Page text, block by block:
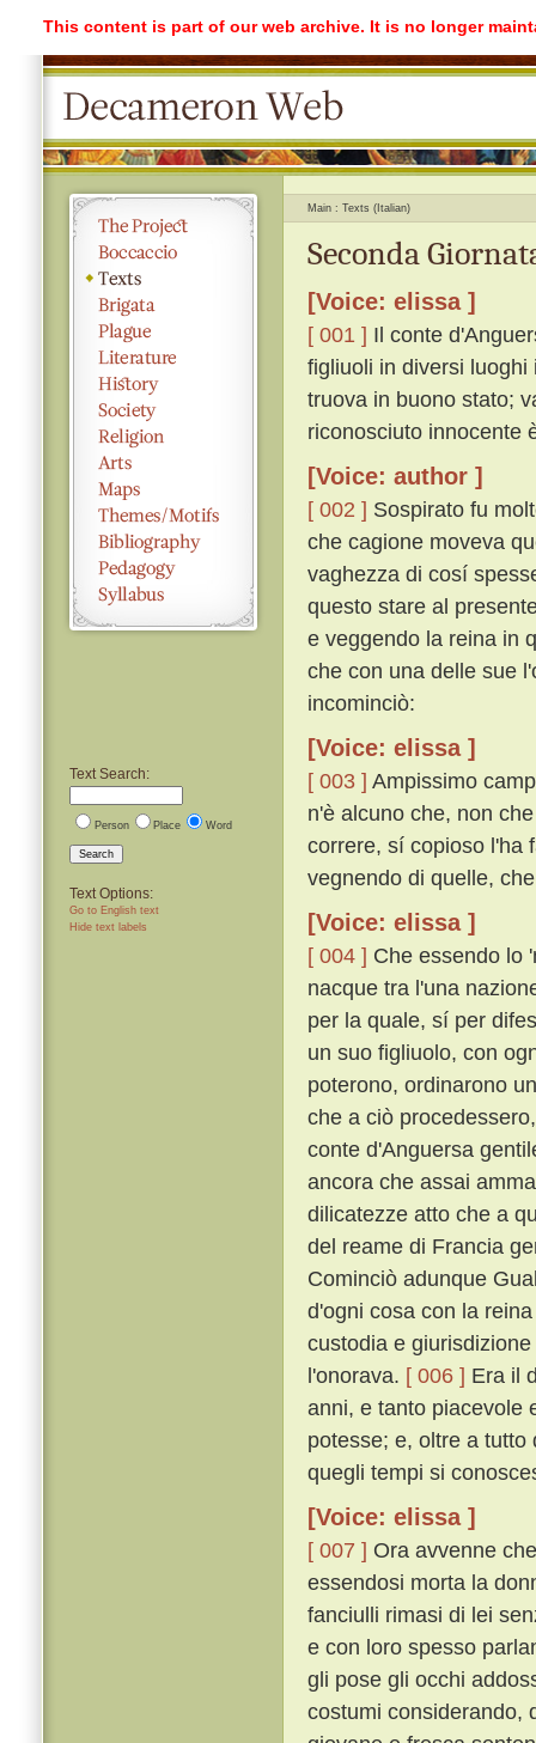
This content is part of our web archive. It is no longer
Text Search:
Person Place Word
Search
Text Options:
Go to English text
Hide text labels
Main Texts (Italian)
Seconda
[Voice: elissa ]
[ 001 ] Il conte
figliuoli in diversi
truova in buono stato;
riconosciuto innocente
[Voice: author ]
[ 002 ] Sospirato fu
che cagione moveva
vaghezza di cosí
questo stare al
e veggendo la reina in
che con una delle sue
incominciò:
[Voice: elissa ]
[ 003 ] Ampissimo
n'è alcuno che, non
correre, sí copioso l'ha
vegnendo di quelle,
[Voice: elissa ]
[ 004 ] Che essendo lo
nacque tra l'una
per la quale, sí per
un suo figliuolo, con
poterono, ordinarono
che a ciò
conte d'Anguersa
ancora che assai
dilicatezze atto che a
del reame di Francia
Cominciò adunque
d'ogni cosa con la
custodia e
l'onorava. [ 006 ] Era il
anni, e tanto piacevole
potesse; e, oltre a
quegli tempi si
[Voice: elissa ]
[ 007 ] Ora avvenne
essendosi morta la
fanciulli rimasi di lei
e con loro spesso
gli pose gli occhi
costumi considerando,